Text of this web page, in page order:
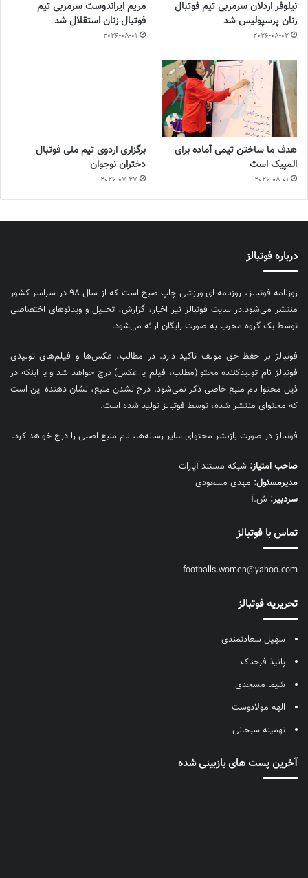
نیلوفر اردلان سرمربی تیم فوتبال
زنان پرسپولیس شد
2026-08-02
مریم ایراندوست سرمربی تیم
فوتبال زنان استقلال شد
2026-08-01
هدف ما ساختن تیمی آماده برای
المپیک است
2026-08-01
برگزاری اردوی تیم ملی فوتبال
دختران نوجوان
2026-07-27
درباره فوتبالز
روزنامه فوتبالز، روزنامه ای ورزشی چاپ صبح است که از سال ۹۸ در سراسر کشور
منتشر می‌شود.در سایت فوتبالز نیز اخبار، گزارش، تحلیل و ویدئوهای اختصاصی
توسط یک گروه مجرب به صورت رایگان ارائه می‌شود.
فوتبالز بر حفظ حق مولف تاکید دارد. در مطالب، عکس‌ها و فیلم‌های تولیدی
فوتبالز نام تولیدکننده محتوا(مطلب، فیلم یا عکس) درج خواهد شد و یا اینکه در
ذیل محتوا نام منبع خاصی ذکر نمی‌‎شود. درج نشدن منبع، نشان دهنده این است
که محتوای منتشر شده، توسط فوتبالز تولید شده است.
فوتبالز در صورت بازنشر محتوای سایر رسانه‌ها، نام منبع اصلی را درج خواهد کرد.
صاحب امتیاز: شبکه مستند آپارات
مديرمسئول: مهدی مسعودی
سردبیر: ش.آ
تماس با فوتبالز
footballs.women@yahoo.com
تحریریه فوتبالز
سهیل سعادتمندی
پانیذ فرحناک
شیما مسجدی
الهه مولادوست
تهمینه سبحانی
آخرین پست های بازبینی شده